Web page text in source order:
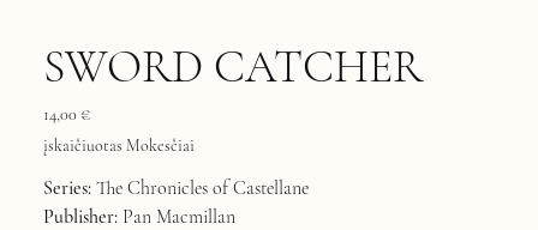
SWORD CATCHER
14,00 €
įskaičiuotas Mokesčiai
Series:The Chronicles of Castellane
Publisher:Pan Macmillan